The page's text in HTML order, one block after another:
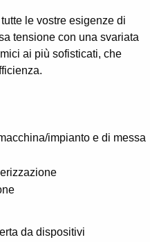
le vostre esigenze di
tensione con una svariata
ai più sofisticati, che
impianto e di messa
da dispositivi